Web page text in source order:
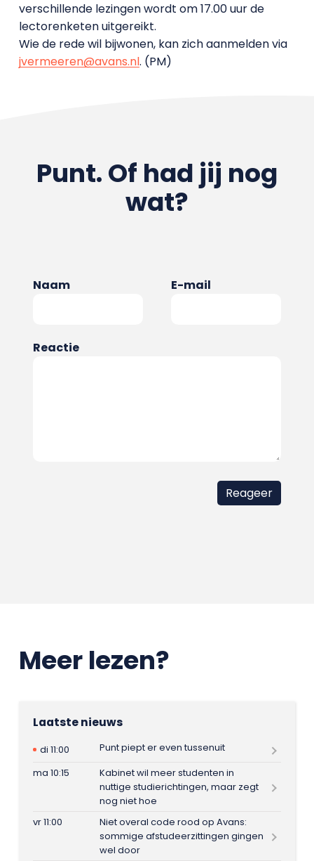
verschillende lezingen wordt om 17.00 uur de
lectorenketen uitgereikt.
Wie de rede wil bijwonen, kan zich aanmelden via
jvermeeren@avans.nl. (PM)
Punt. Of had jij nog
wat?
Naam E-mail
Reactie
Meer lezen?
Laatste nieuws
di 11:00
Punt piept er even tussenuit
ma 10:15
Kabinet wil meer studenten in
nuttige studierichtingen, maar zegt
nog niet hoe
vr 11:00
Niet overal code rood op Avans:
sommige afstudeerzittingen gingen
wel door